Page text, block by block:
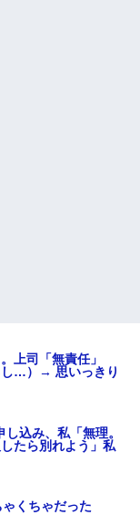
上司「無責任」
し…）→ 思いっきり
込み、私「無理。
たら別れよう」私
くちゃだった